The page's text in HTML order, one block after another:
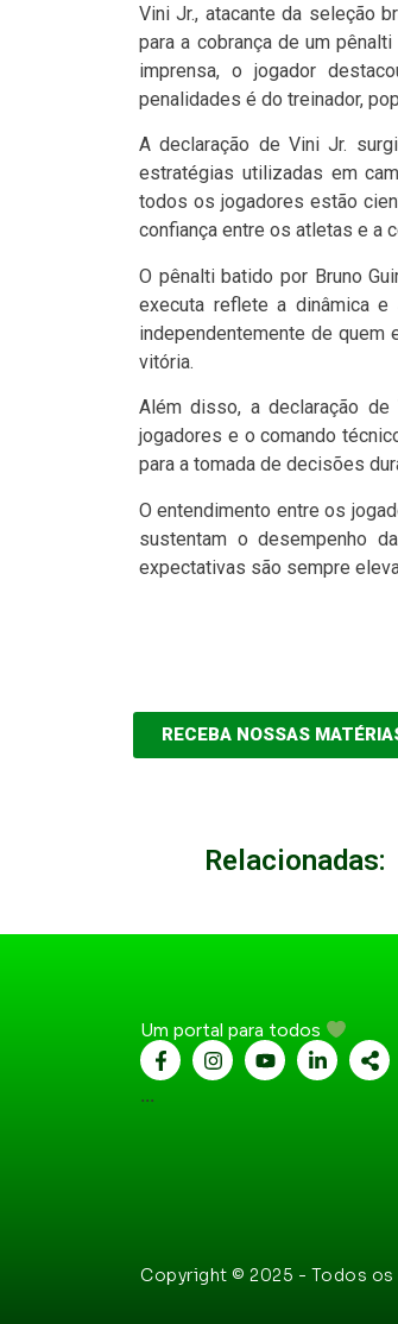
Vini Jr., atacante da seleção
para a cobrança de um
imprensa, o jogador
penalidades é do treinador,
A declaração de Vini Jr.
estratégias utilizadas em
todos os jogadores estão
confiança entre os atletas e a
O pênalti batido por Bruno
executa reflete a dinâmica
independentemente de quem
vitória.
Além disso, a declaração
jogadores e o comando
para a tomada de decisões
O entendimento entre os
sustentam o desempenho
expectativas são sempre
RECEBA NOSSAS
Relacionadas:
Um portal para todos
...
Copyright © 2025 - Todos